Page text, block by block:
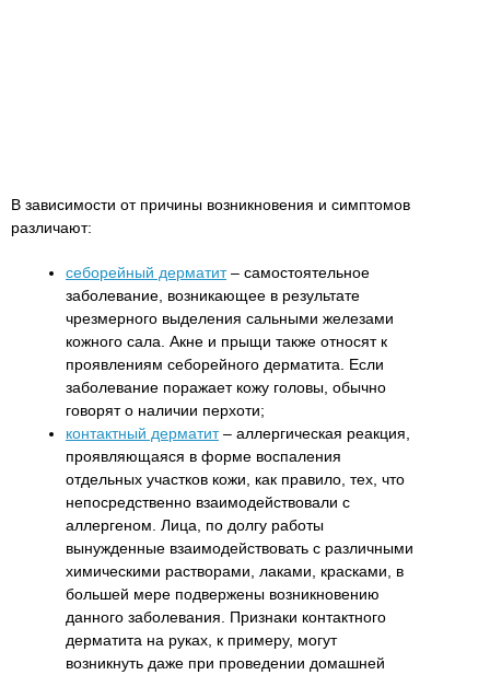
В зависимости от причины возникновения и симптомов
различают:
себорейный дерматит– самостоятельное
заболевание, возникающее в результате
чрезмерного выделения сальными железами
кожного сала. Акне и прыщи также относят к
проявлениям себорейного дерматита. Если
заболевание поражает кожу головы, обычно
говорят о наличии перхоти;
контактный дерматит– аллергическая реакция,
проявляющаяся в форме воспаления
отдельных участков кожи, как правило, тех, что
непосредственно взаимодействовали с
аллергеном. Лица, по долгу работы
вынужденные взаимодействовать с различными
химическими растворами, лаками, красками, в
большей мере подвержены возникновению
данного заболевания. Признаки контактного
дерматита на руках, к примеру, могут
возникнуть даже при проведении домашней